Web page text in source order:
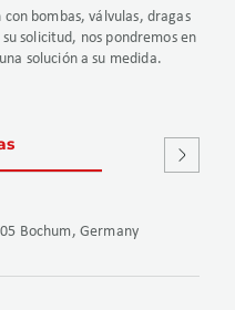
con bombas, válvulas, dragas
solicitud, nos pondremos en
solución a su medida.
Servicio y
Bochum, Germany